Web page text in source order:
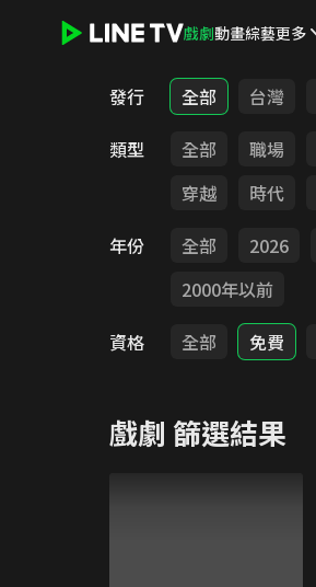
戲劇動畫綜藝更多
發行 全部 台灣
類型
全部 職場
穿越
時代
年份
全部 2026
2000年以前
資格
全部 免費
戲劇 篩選結果